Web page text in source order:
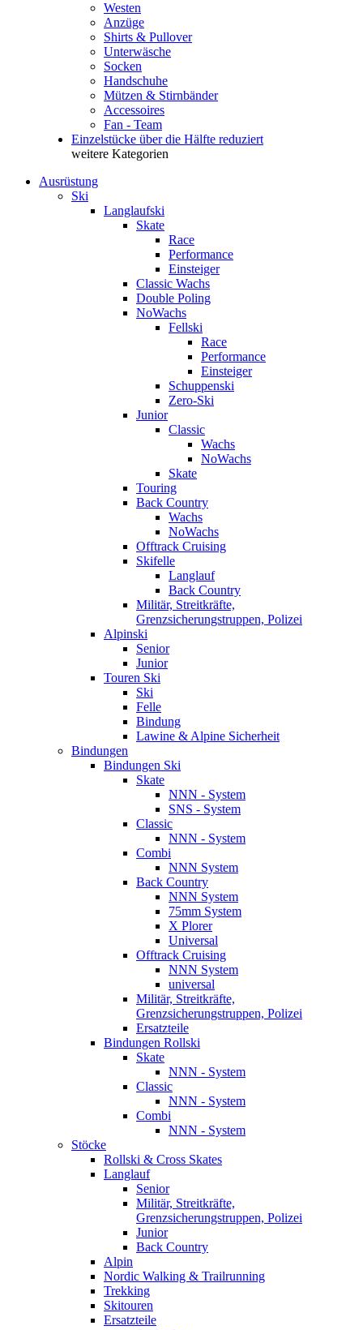
Westen
Anzüge
Shirts & Pullover
Unterwäsche
Socken
Handschuhe
Mützen & Stirnbänder
Accessoires
Fan - Team
Einzelstücke über die Hälfte reduziert
weitere Kategorien
Ausrüstung
Ski
Langlaufski
Skate
Race
Performance
Einsteiger
Classic Wachs
Double Poling
NoWachs
Fellski
Race
Performance
Einsteiger
Schuppenski
Zero-Ski
Junior
Classic
Wachs
NoWachs
Skate
Touring
Back Country
Wachs
NoWachs
Offtrack Cruising
Skifelle
Langlauf
Back Country
Militär, Streitkräfte,
Grenzsicherungstruppen, Polizei
Alpinski
Senior
Junior
Touren Ski
Ski
Felle
Bindung
Lawine & Alpine Sicherheit
Bindungen
Bindungen Ski
Skate
NNN - System
SNS - System
Classic
NNN - System
Combi
NNN System
Back Country
NNN System
75mm System
X Plorer
Universal
Offtrack Cruising
NNN System
universal
Militär, Streitkräfte,
Grenzsicherungstruppen, Polizei
Ersatzteile
Bindungen Rollski
Skate
NNN - System
Classic
NNN - System
Combi
NNN - System
Stöcke
Rollski & Cross Skates
Langlauf
Senior
Militär, Streitkräfte,
Grenzsicherungstruppen, Polizei
Junior
Back Country
Alpin
Nordic Walking & Trailrunning
Trekking
Skitouren
Ersatzteile